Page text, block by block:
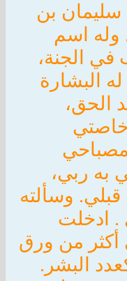
سليمان بن
وله اسم
الجنة،
البشارة
الحق،
به ربي،
وسألته
. ادخلت
أكثر من ورق
البشر.